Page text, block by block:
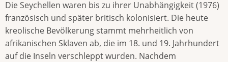
Die Seychellen waren bis zu ihrer Unabhängigkeit (1976)
französisch und später britisch kolonisiert. Die heute
kreolische Bevölkerung stammt mehrheitlich von
afrikanischen Sklaven ab, die im 18. und 19. Jahrhundert
auf die Inseln verschleppt wurden. Nachdem